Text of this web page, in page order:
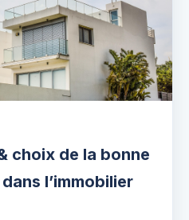
choix de la bonne
l’immobilier